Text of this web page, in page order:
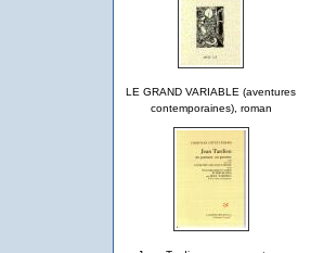
LE GRAND VARIABLE (aventures
contemporaines), roman